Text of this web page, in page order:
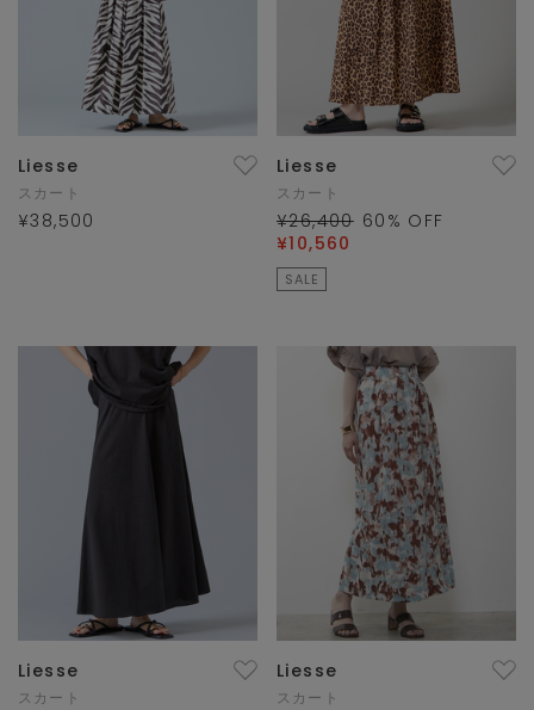
Liesse
スカート
¥38,500
Liesse
スカート
¥26,400 60 % OFF
¥10,560
SALE
Liesse
スカート
Liesse
スカート